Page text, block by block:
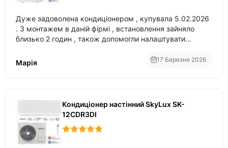
Дуже задоволена кондиціонером , купувала 5.02.2026
. З монтажем в даній фірмі , встановлення зайняло
близько 2 годин , також допомогли налаштувати
Марія
17 Березня 2026
Кондиціонер настінний SkyLux SK-
12CDR3DI